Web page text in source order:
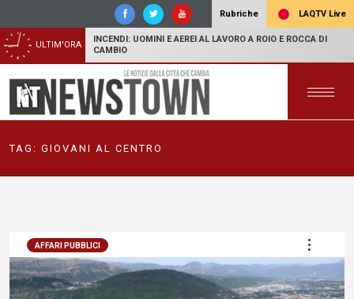
Rubriche LAQTV Live
ULTIM'ORA
INCENDI: UOMINI E AEREI AL LAVORO A ROIO E ROCCA DI
CAMBIO
TAG: GIOVANI AL CENTRO
AFFARI PUBBLICI